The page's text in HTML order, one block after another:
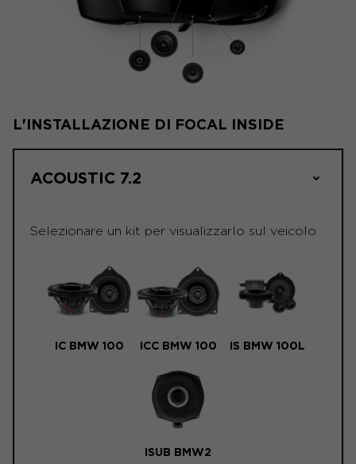
L'INSTALLAZIONE DI FOCAL INSIDE
ACOUSTIC 7.2
Selezionare un kit per visualizzarlo sul veicolo
IC BMW 100 ICC BMW 100 IS BMW 100L
ISUB BMW2